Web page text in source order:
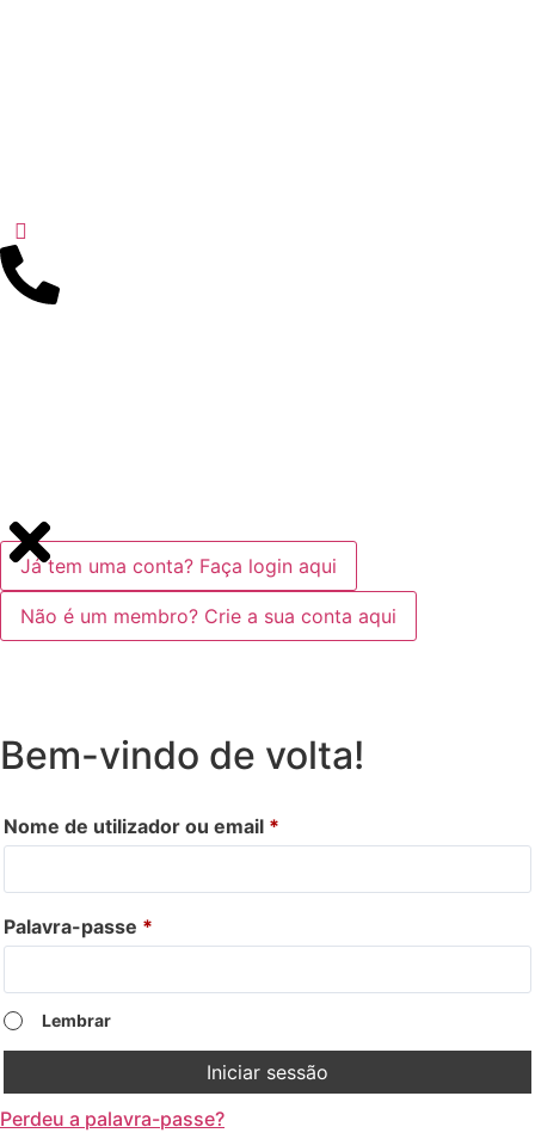
Já tem uma conta? Faça login aqui
Não é um membro? Crie a sua conta aqui
Bem-vindo de volta!
Nome de utilizador ou email *
Palavra-passe *
Lembrar
Iniciar sessão
Perdeu a palavra-passe?